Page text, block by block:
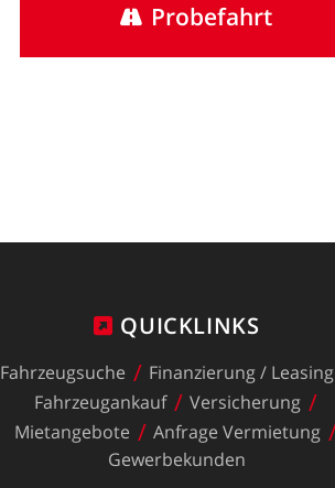
Probefahrt
QUICKLINKS
Fahrzeugsuche Finanzierung/ Leasing
Fahrzeugankauf
Versicherung
Mietangebote
Anfrage Vermietung
Gewerbekunden